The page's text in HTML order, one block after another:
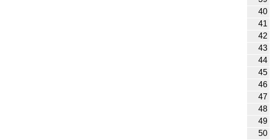
40
41
42
43
44
45
46
47
48
49
50